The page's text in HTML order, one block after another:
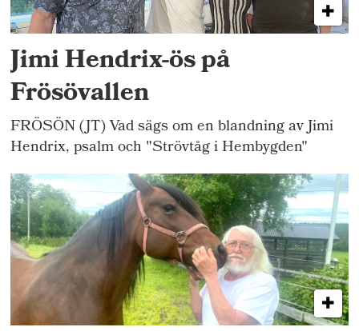
Jimi Hendrix-ös på
Frösövallen
FRÖSÖN (JT) Vad sägs om en blandning av Jimi
Hendrix, psalm och "Strövtåg i Hembygden"